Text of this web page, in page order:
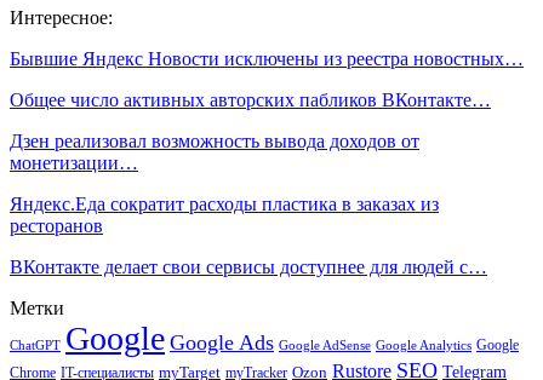
Интересное:
Бывшие Яндекс Новости исключены из реестра новостных…
Общее число активных авторских пабликов ВКонтакте…
Дзен реализовал возможность вывода доходов от
монетизации…
Яндекс.Еда сократит расходы пластика в заказах из
ресторанов
ВКонтакте делает свои сервисы доступнее для людей с…
Метки
ChatGPT Google Google Ads Google AdSense Google Analytics Google
Chrome IT-специалисты myTarget myTracker Ozon Rustore SEO Telegram